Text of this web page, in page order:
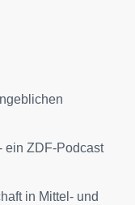
ein ZDF-Podcast
in Mittel- und